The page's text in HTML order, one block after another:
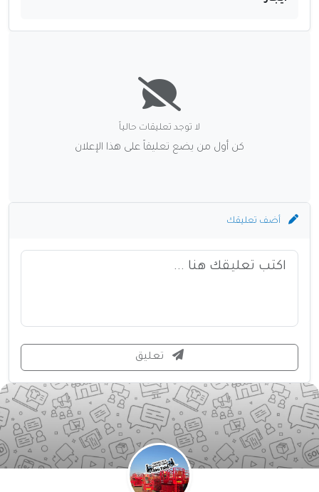
لا توجد تعليقات حالياً
كن أول من يضع تعليقاً على هذا الإعلان
أضف تعليقك
تعليق